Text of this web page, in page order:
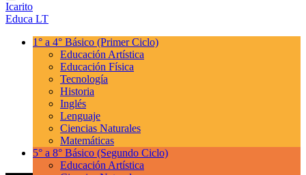
Icarito
Educa LT
1° a 4° Básico (Primer Ciclo)
Educación Artística
Educación Física
Tecnología
Historia
Inglés
Lenguaje
Ciencias Naturales
Matemáticas
5° a 8° Básico (Segundo Ciclo)
Educación Artística